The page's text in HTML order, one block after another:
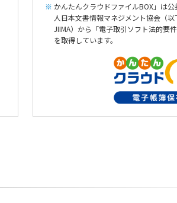
かんたんクラウドファイルBOX」は
人日本文書情報マネジメント協会（以
JIIMA）から「電子取引ソフト法的要件
を取得しています。